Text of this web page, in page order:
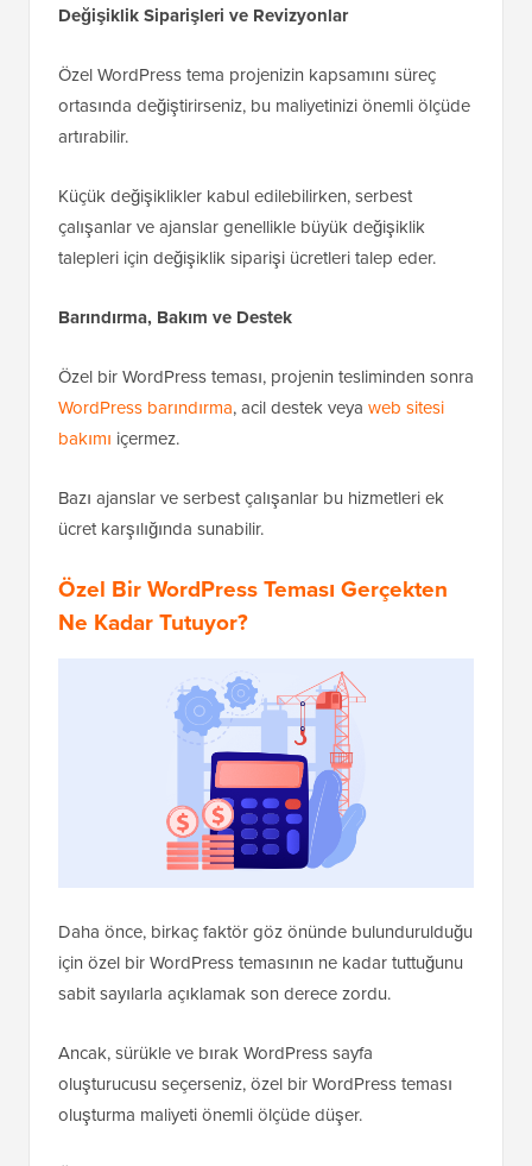
Değişiklik Siparişleri ve Revizyonlar
Özel WordPress tema projenizin kapsamını süreç
ortasında değiştirirseniz, bu maliyetinizi önemli ölçüde
artırabilir.
Küçük değişiklikler kabul edilebilirken, serbest
çalışanlar ve ajanslar genellikle büyük değişiklik
talepleri için değişiklik siparişi ücretleri talep eder.
Barındırma, Bakım ve Destek
Özel bir WordPress teması, projenin tesliminden sonra
WordPress barındırma, acil destek veya web sitesi
bakımı içermez.
Bazı ajanslar ve serbest çalışanlar bu hizmetleri ek
ücret karşılığında sunabilir.
Özel Bir WordPress Teması Gerçekten
Ne Kadar Tutuyor?
Daha önce, birkaç faktör göz önünde bulundurulduğu
için özel bir WordPress temasının ne kadar tuttuğunu
sabit sayılarla açıklamak son derece zordu.
Ancak, sürükle ve bırak WordPress sayfa
oluşturucusu seçerseniz, özel bir WordPress teması
oluşturma maliyeti önemli ölçüde düşer.